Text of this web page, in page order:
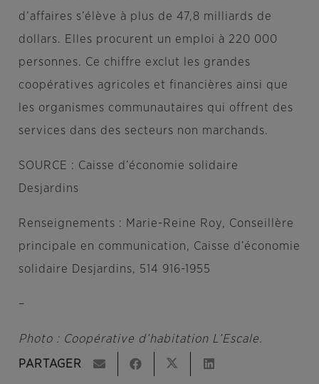
d’affaires s’élève à plus de 47,8 milliards de
dollars. Elles procurent un emploi à 220 000
personnes. Ce chiffre exclut les grandes
coopératives agricoles et financières ainsi que
les organismes communautaires qui offrent des
services dans des secteurs non marchands.
SOURCE : Caisse d’économie solidaire
Desjardins
Renseignements : Marie-Reine Roy, Conseillère
principale en communication, Caisse d’économie
solidaire Desjardins, 514 916-1955
–
Photo : Coopérative d’habitation L’Escale.
PARTAGER